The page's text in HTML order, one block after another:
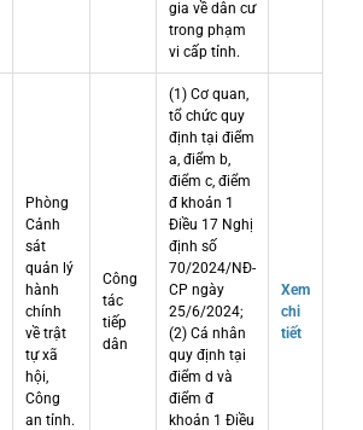
gia về dân cư
trong phạm
vi cấp tỉnh.
Phòng
Cảnh
sát
quản lý
hành
chính
về trật
tự xã
hội,
Công
an tỉnh.
Công
tác
tiếp
dân
(1) Cơ quan,
tổ chức quy
định tại điểm
a, điểm b,
điểm c, điểm
đ khoản 1
Điều 17 Nghị
định số
70/2024/NĐ-
CP ngày
25/6/2024;
(2) Cá nhân
quy định tại
điểm d và
điểm đ
khoản 1 Điều
Xem
chi
tiết